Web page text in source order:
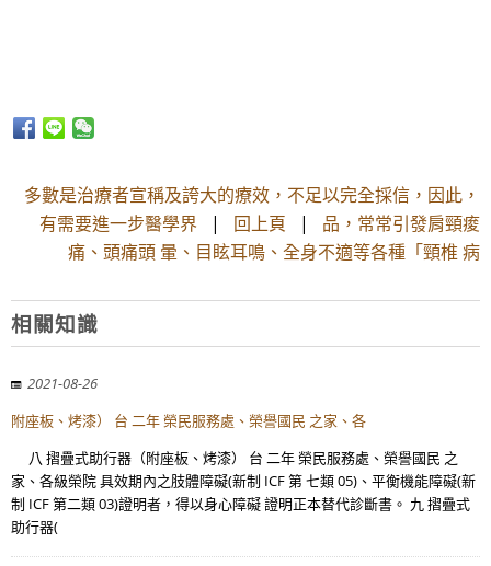
多數是治療者宣稱及誇大的療效，不足以完全採信，因此，
有需要進一步醫學界
| 回上頁 | 品，常常引發肩頸痠
痛、頭痛頭 暈、目眩耳鳴、全身不適等各種「頸椎 病
相關知識
2021-08-26
附座板、烤漆） 台 二年 榮民服務處、榮譽國民 之家、各
八 摺疊式助行器（附座板、烤漆） 台 二年 榮民服務處、榮譽國民 之
家、各級榮院 具效期內之肢體障礙(新制 ICF 第 七類 05)、平衡機能障礙(新
制 ICF 第二類 03)證明者，得以身心障礙 證明正本替代診斷書。 九 摺疊式
助行器(